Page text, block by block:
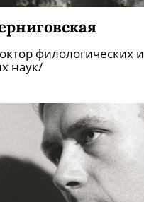
филологических и
наук/